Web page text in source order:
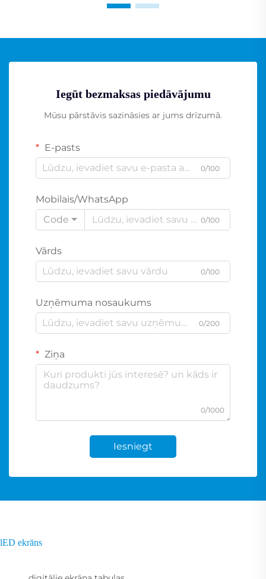
Iegūt bezmaksas piedāvājumu
Mūsu pārstāvis sazināsies ar jums drīzumā.
E-pasts
0/100
Mobilais/WhatsApp
Code
0/100
Vārds
0/100
Uzņēmuma nosaukums
0/200
Ziņa
0/1000
Iesniegt
lED ekrāns